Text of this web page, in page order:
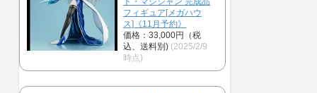
フィギュア[メガハウ
ス]《11月予約》
価格：33,000円（税
込、送料別) (2025/2/9
時点)